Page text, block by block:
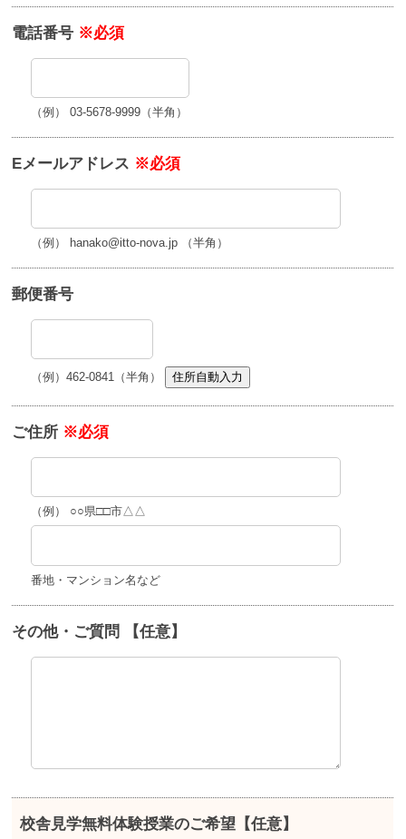
電話番号 ※必須
（例） 03-5678-9999（半角）
Eメールアドレス ※必須
（例） hanako@itto-nova.jp （半角）
郵便番号
（例）462-0841（半角） 住所自動入力
ご住所 ※必須
（例） ○○県□□市△△
番地・マンション名など
その他・ご質問 【任意】
校舎見学無料体験授業のご希望【任意】